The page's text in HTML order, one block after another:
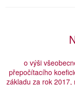
o výši
přepočítacího
základu za rok